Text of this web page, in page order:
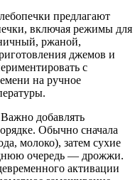
предлагают
включая режимы для
ржаной,
джемов и
с
на ручное
добавлять
Обычно сначала
молоко), затем сухие
очередь — дрожжи.
активации